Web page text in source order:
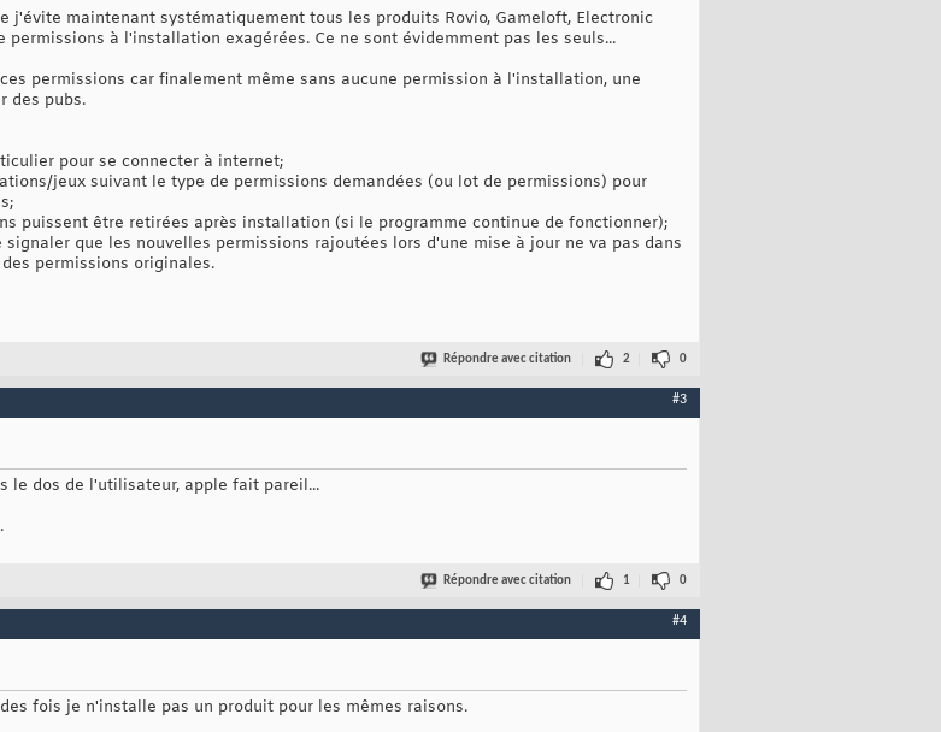
j'évite maintenant systématiquement tous les produits Rovio, Gameloft, Electronic
à l'installation exagérées. Ce ne sont évidemment pas les seuls...
permissions car finalement même sans aucune permission à l'installation, une
des pubs.
pour se connecter à internet;
jeux suivant le type de permissions demandées (ou lot de permissions) pour
puissent être retirées après installation (si le programme continue de fonctionner);
que les nouvelles permissions rajoutées lors d'une mise à jour ne va pas dans
permissions originales.
Répondre avec citation 2 0
#3
le dos de l'utilisateur, apple fait pareil...
Répondre avec citation 1 0
#4
fois je n'installe pas un produit pour les mêmes raisons.